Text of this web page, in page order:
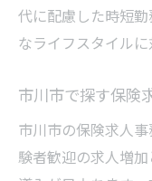
代に配慮した時短
なライフスタイルに
市川市で探す保険
市川市の保険求人
験者歓迎の求人増